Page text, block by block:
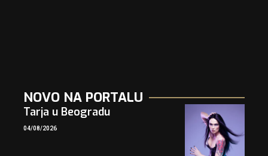
NOVO NA PORTALU
Tarja u Beogradu
04/08/2026